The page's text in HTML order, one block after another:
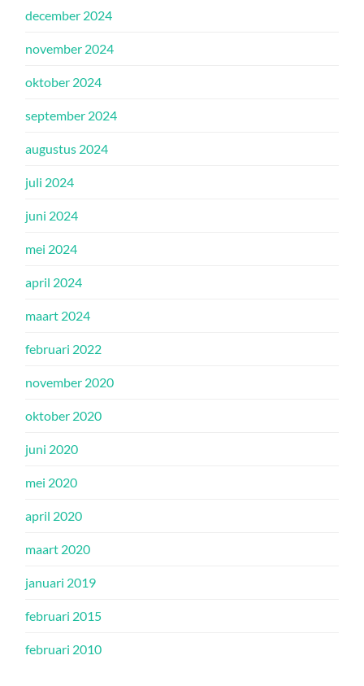
december 2024
november 2024
oktober 2024
september 2024
augustus 2024
juli 2024
juni 2024
mei 2024
april 2024
maart 2024
februari 2022
november 2020
oktober 2020
juni 2020
mei 2020
april 2020
maart 2020
januari 2019
februari 2015
februari 2010